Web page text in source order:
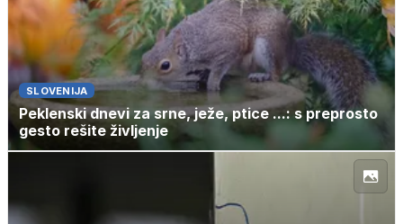
SLOVENIJA
Peklenski dnevi za srne, ježe, ptice ...: s preprosto
gesto rešite življenje